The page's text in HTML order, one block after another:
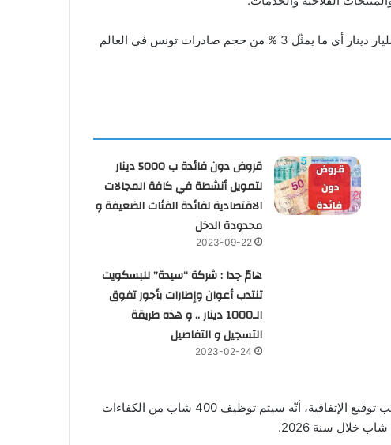
كما كشف مدير عام مركز النهوض بالصادرات، أنّ حجم المبادلات التجارية مع دول إفريقيا جنوب الصحراء يقدر ب 1600 مليار دينار أي ما يمثّل 3 % من حجم صادرات تونس في العالم
قروض دون فائدة ب 5000 دينار
لتمويل أنشطة في كافة المجالات
الاقتصادية لفائدة الفئات الضعيفة و
محدودة الدخل
2023-09-22
هامّ جدا : شركة “سيدة” للبسكويت
تنتدب أعوان وإطارات بأجور تفوق
الـ1000 دينار .. و هذه طريقة
التسجيل و التفاصيل
2023-02-24
وأوضح رئيس ديوان وزير التشغيل والتكوين المهني عبد القادر جمالي، نقلا عن وكالة تونس إفريقا للأنباء، على هامش موكب توقيع الإتفاقية، أنّه سيتم توظيف 400 شاب من الكفاءات